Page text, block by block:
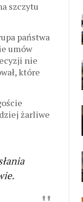
szczytu
państwa
umów
nie
które
żarliwe